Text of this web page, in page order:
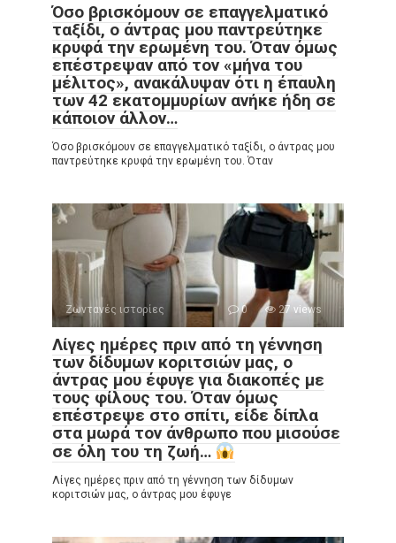
Όσο βρισκόμουν σε επαγγελματικό
ταξίδι, ο άντρας μου παντρεύτηκε
κρυφά την ερωμένη του. Όταν όμως
επέστρεψαν από τον «μήνα του
μέλιτος», ανακάλυψαν ότι η έπαυλη
των 42 εκατομμυρίων ανήκε ήδη σε
κάποιον άλλον…
Όσο βρισκόμουν σε επαγγελματικό ταξίδι, ο άντρας μου
παντρεύτηκε κρυφά την ερωμένη του. Όταν
Ζωντανές ιστορίες 0 27 views
Λίγες ημέρες πριν από τη γέννηση
των δίδυμων κοριτσιών μας, ο
άντρας μου έφυγε για διακοπές με
τους φίλους του. Όταν όμως
επέστρεψε στο σπίτι, είδε δίπλα
στα μωρά τον άνθρωπο που μισούσε
σε όλη του τη ζωή…
Λίγες ημέρες πριν από τη γέννηση των δίδυμων
κοριτσιών μας, ο άντρας μου έφυγε